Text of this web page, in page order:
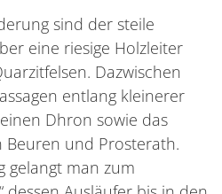
sind der steile
eine riesige Holzleiter
Dazwischen
entlang kleinerer
Dhron sowie das
Beuren und Prosterath.
gelangt man zum